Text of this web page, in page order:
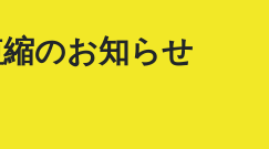
のお知らせ